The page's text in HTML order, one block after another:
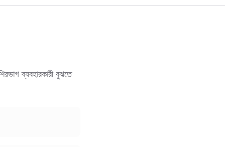
ব্যবহারকারী বুঝতে